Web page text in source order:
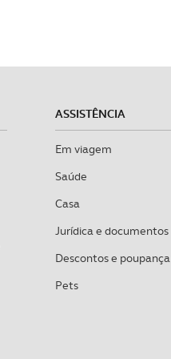
ASSISTÊNCIA
Em viagem
Saúde
Casa
Jurídica e documentos
Descontos e poupança
Pets